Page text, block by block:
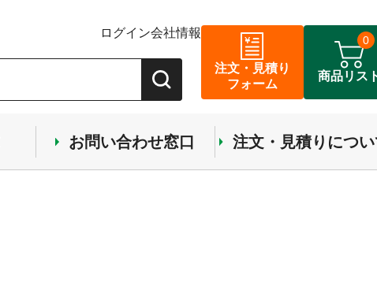
ログイン会社情報
注文・見積り
フォーム
商品リス
0
お問い合わせ窓口 注文・見積りにつ